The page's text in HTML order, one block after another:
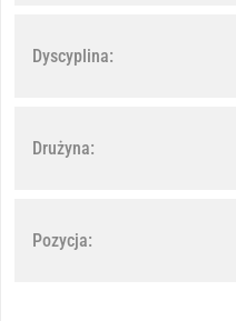
Dyscyplina:
Drużyna:
Pozycja: